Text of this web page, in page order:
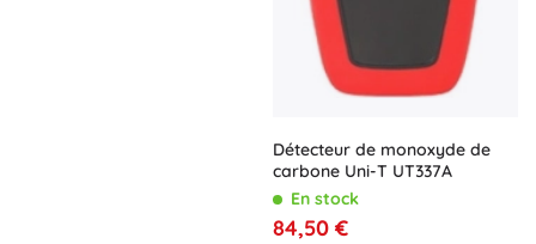
Détecteur de monoxyde de
carbone Uni-T UT337A
En stock
84,50 €